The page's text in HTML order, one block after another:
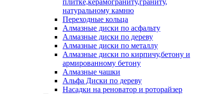
плитке,керамограниту,граниту,
натуральному камню
Переходные кольца
Алмазные диски по асфальту
Алмазные диски по дереву
Алмазные диски по металлу
Алмазные диски по кирпичу,бетону и
армированному бетону
Алмазные чашки
Альфа Диски по дереву
Насадки на реноватор и роторайзер